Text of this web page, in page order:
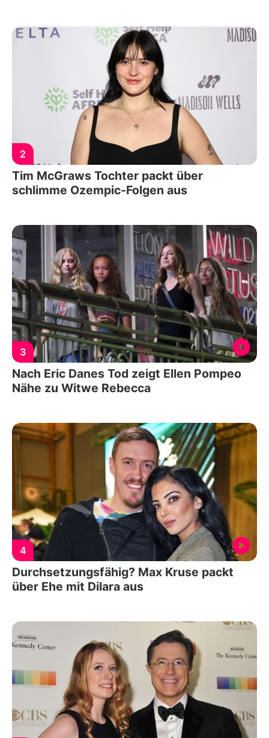
2
Tim McGraws Tochter packt über
schlimme Ozempic-Folgen aus
3
Nach Eric Danes Tod zeigt Ellen Pompeo
Nähe zu Witwe Rebecca
4
Durchsetzungsfähig? Max Kruse packt
über Ehe mit Dilara aus